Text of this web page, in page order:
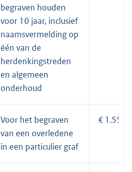
begraven houden
voor 10 jaar, inclusief
naamsvermelding op
één van de
herdenkingstreden
en algemeen
onderhoud
Voor het begraven
van een overledene
in een particulier graf
€ 1.555